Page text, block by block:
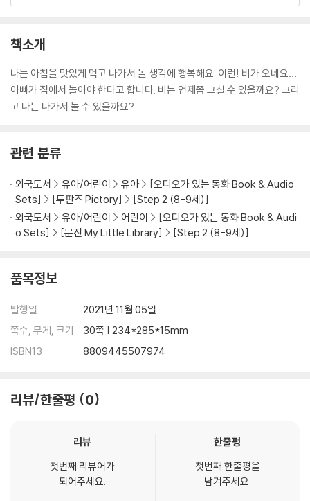
책소개
나는 아침을 맛있게 먹고 나가서 놀 생각에 행복해요. 이런! 비가 오네요….
아빠가 집에서 놀아야 한다고 합니다. 비는 언제쯤 그칠 수 있을까요? 그리
고 나는 나가서 놀 수 있을까요?
관련 분류
외국도서 유아/어린이 유아
[오디오가 있는 동화 Book & Audio
Sets]
[투판즈 Pictory]
[Step 2 (8-9세)]
외국도서
유아/어린이 어린이
[오디오가 있는 동화 Book & Audi
o Sets]
[문진 My Little Library] [Step 2 (8-9세)]
품목정보
발행일
2021년 11월 05일
쪽수, 무게, 크기
30쪽 | 234*285*15mm
ISBN13
8809445507974
리뷰/한줄평 0
리뷰
첫번째 리뷰어가
되어주세요.
한줄평
첫번째 한줄평을
남겨주세요.